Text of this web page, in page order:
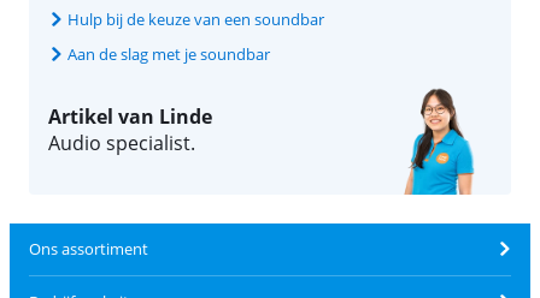
Hulp bij de keuze van een soundbar
Aan de slag met je soundbar
Artikel van Linde
Audio specialist.
Ons assortiment